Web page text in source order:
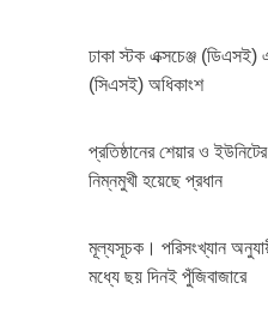
ঢাকা স্টক এক্সচেঞ্জ (ডিএসই)
(সিএসই) অধিকাংশ
প্রতিষ্ঠানের শেয়ার ও
নিম্নমুখী হয়েছে প্রধান
মূল্যসূচক। পরিসংখ্যান
মধ্যে ছয় দিনই পুঁজিবাজারে